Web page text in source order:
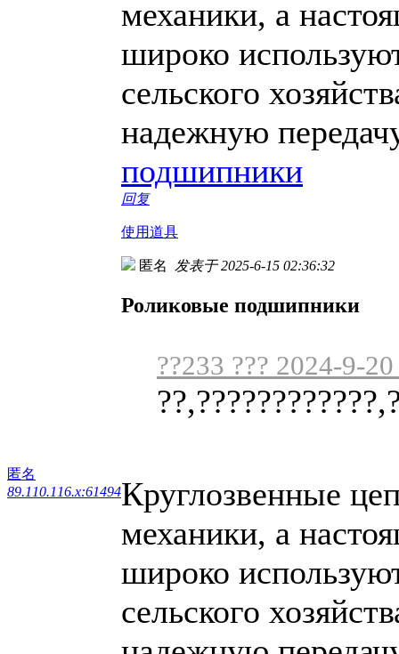
механики, а
широко
сельского
надежную
подшипники
回复
使用道具
匿名
89.110.116.x:61494
匿名 发表于 2025-6-15 02:36:32
Роликовые подшипники
??233 ??? 2024-9-
Круглозвенные
механики, а
широко
сельского